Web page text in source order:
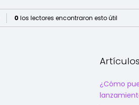
0 los lectores encontraron esto útil
¿Cómo